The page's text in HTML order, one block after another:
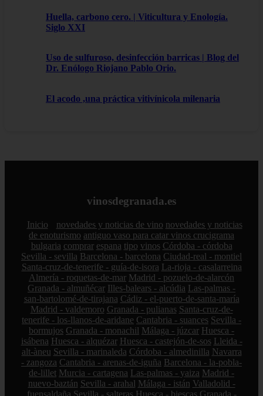
Huella, carbono cero. | Viticultura y Enología.
Siglo XXI
Uso de sulfuroso, desinfección barricas | Blog del
Dr. Enólogo Riojano Pablo Orio.
El acodo ,una práctica vitivínicola milenaria
vinosdegranada.es
Inicio novedades y noticias de vino novedades y noticias
de enoturismo antiguo vaso para catar vinos crucigrama
bulgaria comprar espana tipo vinos Córdoba - córdoba
Sevilla - sevilla Barcelona - barcelona Ciudad-real - montiel
Santa-cruz-de-tenerife - guía-de-isora La-rioja - casalarreina
Almería - roquetas-de-mar Madrid - pozuelo-de-alarcón
Granada - almuñécar Illes-balears - alcúdia Las-palmas -
san-bartolomé-de-tirajana Cádiz - el-puerto-de-santa-maría
Madrid - valdemoro Granada - pulianas Santa-cruz-de-
tenerife - los-llanos-de-aridane Cantabria - suances Sevilla -
bormujos Granada - monachil Málaga - júzcar Huesca -
isábena Huesca - alquézar Huesca - castejón-de-sos Lleida -
alt-àneu Sevilla - marinaleda Córdoba - almedinilla Navarra
- zangoza Cantabria - arenas-de-iguña Barcelona - la-pobla-
de-lillet Murcia - cartagena Las-palmas - yaiza Madrid -
nuevo-baztán Sevilla - arahal Málaga - istán Valladolid -